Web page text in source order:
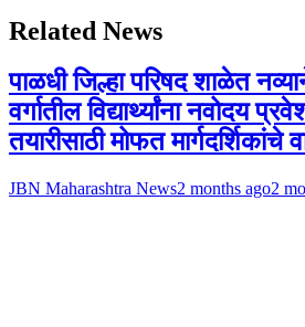
Related News
पाळधी जिल्हा परिषद शाळेत
वर्गातील विद्यार्थ्यांना नवोदय
तयारीसाठी मोफत मार्गदर्शिकांचे
JBN Maharashtra News2 months ago2